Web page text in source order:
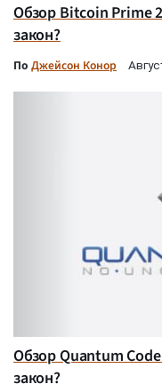
Обзор Bitcoin Prime
закон?
По Джейсон Конор
Обзор Quantum
закон?